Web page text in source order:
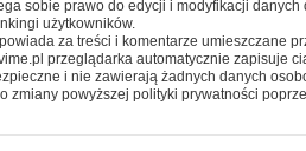
sobie prawo do edycji i modyfikacji
użytkowników.
za treści i komentarze umieszczane
przeglądarka automatycznie zapisuje
i nie zawierają żadnych danych
zmiany powyższej polityki prywatności